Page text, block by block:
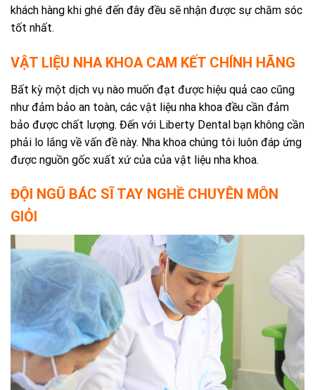
khách hàng khi ghé đến đây đều sẽ nhận được sự chăm sóc
tốt nhất.
VẬT LIỆU NHA KHOA CAM KẾT CHÍNH HÃNG
Bất kỳ một dịch vụ nào muốn đạt được hiệu quả cao cũng
như đảm bảo an toàn, các vật liệu nha khoa đều cần đảm
bảo được chất lượng. Đến với Liberty Dental bạn không cần
phải lo lắng về vấn đề này. Nha khoa chúng tôi luôn đáp ứng
được nguồn gốc xuất xứ của của vật liệu nha khoa.
ĐỘI NGŨ BÁC SĨ TAY NGHỀ CHUYÊN MÔN
GIỎI